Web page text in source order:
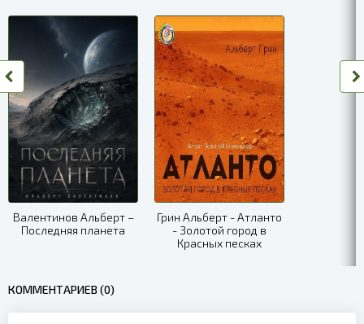
Валентинов Альберт –
Последняя планета
Грин Альберт - Атланто
- Золотой город в
Красных песках
КОММЕНТАРИЕВ (0)